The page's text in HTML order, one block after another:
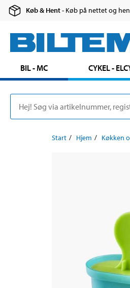
Køb & Hent- Køb på nettet og
BIL - MC CYKEL -
Start Hjem Køkken